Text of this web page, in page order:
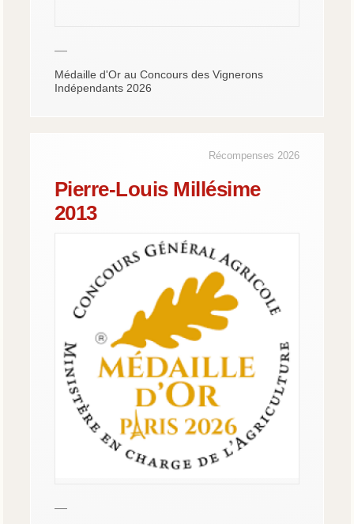
—
Médaille d'Or au Concours des Vignerons
Indépendants 2026
Récompenses 2026
Pierre-Louis Millésime
2013
—